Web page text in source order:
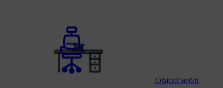
Офісні меблі